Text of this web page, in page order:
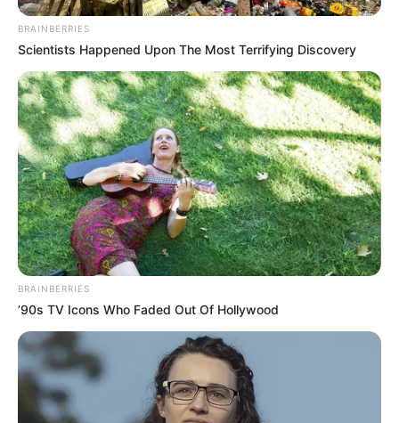
BRAINBERRIES
Scientists Happened Upon The Most Terrifying Discovery
BRAINBERRIES
’90s TV Icons Who Faded Out Of Hollywood